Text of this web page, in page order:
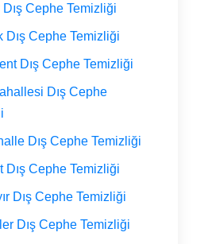
Cephe Temizliği
Dış Cephe Temizliği
Dış Cephe Temizliği
Dış Cephe
Dış Cephe Temizliği
Dış Cephe Temizliği
Dış Cephe Temizliği
Dış Cephe Temizliği